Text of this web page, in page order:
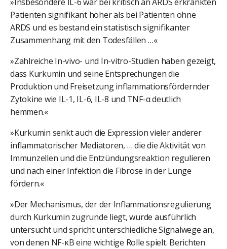
»Insbesondere IL-6 war bei kritisch an ARDS erkrankten
Patienten signifikant höher als bei Patienten ohne
ARDS und es bestand ein statistisch signifikanter
Zusammenhang mit den Todesfällen …«
»Zahlreiche In-vivo- und In-vitro-Studien haben gezeigt,
dass Kurkumin und seine Entsprechungen die
Produktion und Freisetzung inflammationsfördernder
Zytokine wie IL-1, IL-6, IL-8 und TNF-α deutlich
hemmen.«
»Kurkumin senkt auch die Expression vieler anderer
inflammatorischer Mediatoren, … die die Aktivität von
Immunzellen und die Entzündungsreaktion regulieren
und nach einer Infektion die Fibrose in der Lunge
fördern.«
»Der Mechanismus, der der Inflammationsregulierung
durch Kurkumin zugrunde liegt, wurde ausführlich
untersucht und spricht unterschiedliche Signalwege an,
von denen NF-κB eine wichtige Rolle spielt. Berichten